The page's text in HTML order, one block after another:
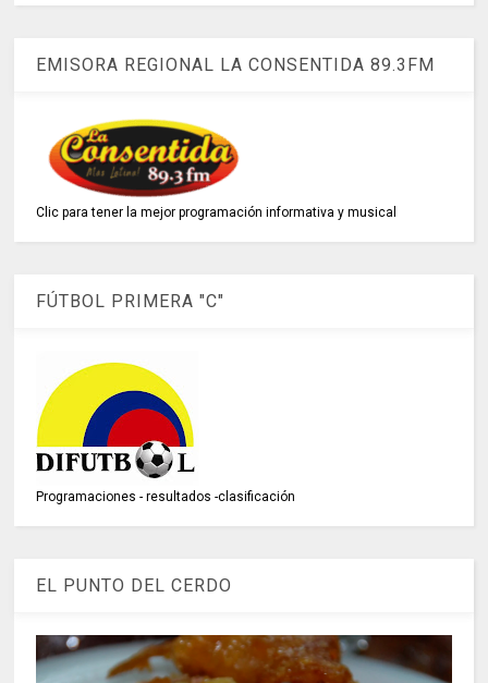
EMISORA REGIONAL LA CONSENTIDA 89.3FM
Clic para tener la mejor programación informativa y musical
FÚTBOL PRIMERA "C"
Programaciones - resultados -clasificación
EL PUNTO DEL CERDO